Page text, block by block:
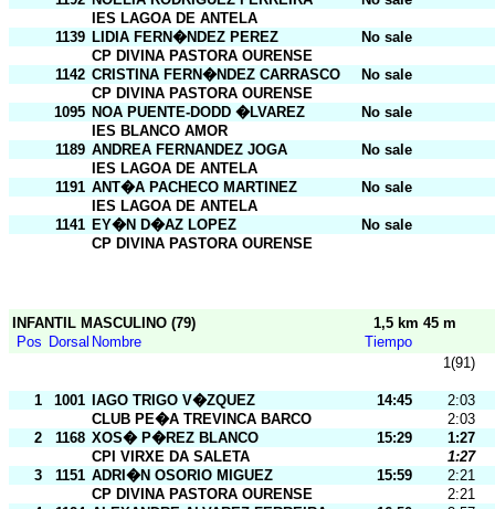
IES LAGOA DE ANTELA
1139 LIDIA FERN�NDEZ PEREZ
No sale
CP DIVINA PASTORA OURENSE
1142 CRISTINA FERN�NDEZ CARRASCO
No sale
CP DIVINA PASTORA OURENSE
1095 NOA PUENTE-DODD �LVAREZ
No sale
IES BLANCO AMOR
1189 ANDREA FERNANDEZ JOGA
No sale
IES LAGOA DE ANTELA
1191 ANT�A PACHECO MARTINEZ
No sale
IES LAGOA DE ANTELA
1141 EY�N D�AZ LOPEZ
No sale
CP DIVINA PASTORA OURENSE
INFANTIL MASCULINO (79)
1,5 km 45 m
Pos Dorsal Nombre
Tiempo
1(91)
1 1001 IAGO TRIGO V�ZQUEZ 14:45
2:03
CLUB PE�A TREVINCA BARCO
2:03
2
1168 XOS� P�REZ BLANCO 15:29
1:27
CPI VIRXE DA SALETA
1:27
3
1151 ADRI�N OSORIO MIGUEZ 15:59
2:21
CP DIVINA PASTORA OURENSE
2:21